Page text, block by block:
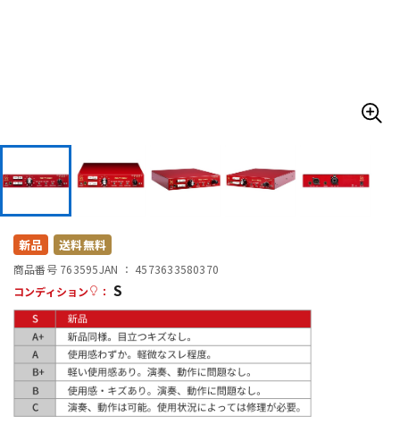
DJ機器
配信/ライブ機器
中古
新品 送料無料
商品番号 763595JAN ： 4573633580370
コンディション
： S